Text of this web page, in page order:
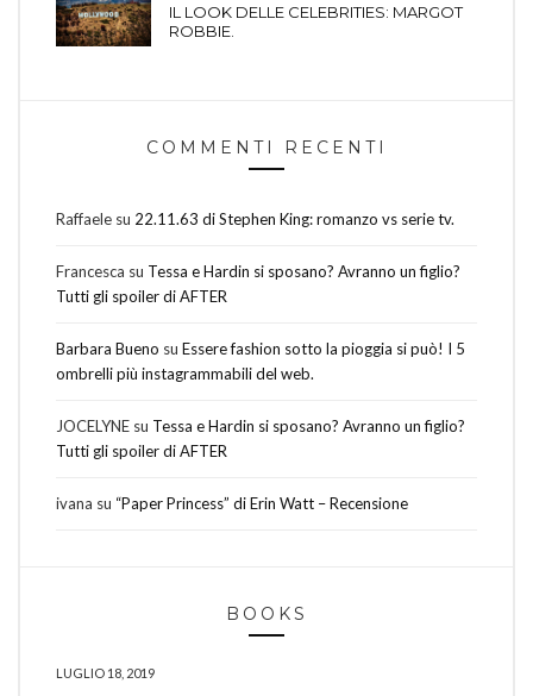
IL LOOK DELLE CELEBRITIES: MARGOT
ROBBIE.
COMMENTI RECENTI
Raffaele su 22.11.63 di Stephen King: romanzo vs serie tv.
Francesca su Tessa e Hardin si sposano? Avranno un figlio?
Tutti gli spoiler di AFTER
Barbara Bueno su Essere fashion sotto la pioggia si può! I 5
ombrelli più instagrammabili del web.
JOCELYNE su Tessa e Hardin si sposano? Avranno un figlio?
Tutti gli spoiler di AFTER
ivana su “Paper Princess” di Erin Watt – Recensione
BOOKS
LUGLIO 18, 2019